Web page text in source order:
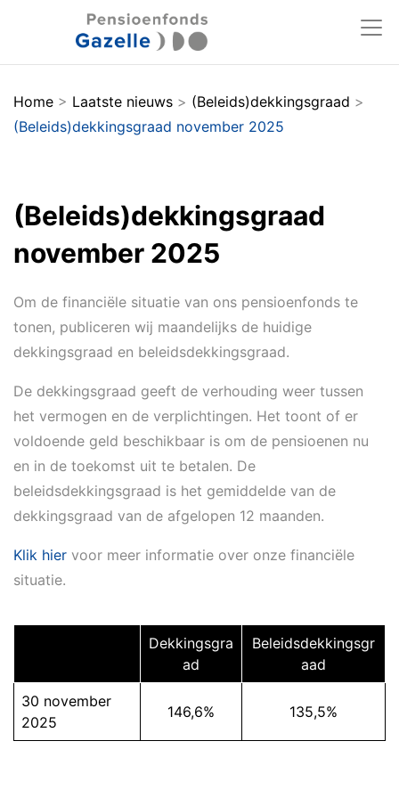
Home > Laatste nieuws > (Beleids)dekkingsgraad >
(Beleids)dekkingsgraad november 2025
(Beleids)dekkingsgraad
november 2025
Om de financiële situatie van ons pensioenfonds te
tonen, publiceren wij maandelijks de huidige
dekkingsgraad en beleidsdekkingsgraad.
De dekkingsgraad geeft de verhouding weer tussen
het vermogen en de verplichtingen. Het toont of er
voldoende geld beschikbaar is om de pensioenen nu
en in de toekomst uit te betalen. De
beleidsdekkingsgraad is het gemiddelde van de
dekkingsgraad van de afgelopen 12 maanden.
Klik hier voor meer informatie over onze financiële
situatie.
Dekkingsgra
ad
Beleidsdekkingsgr
aad
30 november
2025
146,6% 135,5%